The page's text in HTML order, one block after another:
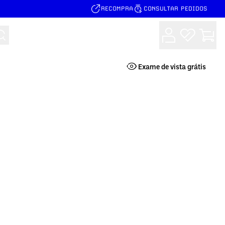
RECOMPRA CONSULTAR PEDIDOS
Exame de vista grátis